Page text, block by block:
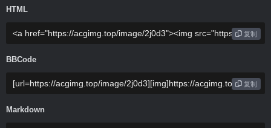
HTML
复制
BBCode
复制
Markdown